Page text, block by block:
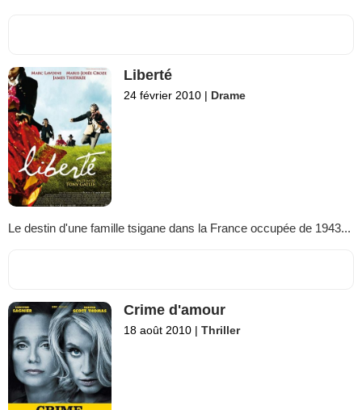
Liberté
24 février 2010 | Drame
Le destin d'une famille tsigane dans la France occupée de 1943...
Crime d'amour
18 août 2010 | Thriller